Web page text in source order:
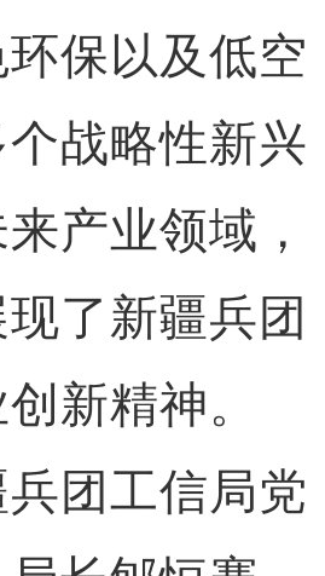
保以及低空
战略性新兴
产业领域，
了新疆兵团
新精神。
工信局党